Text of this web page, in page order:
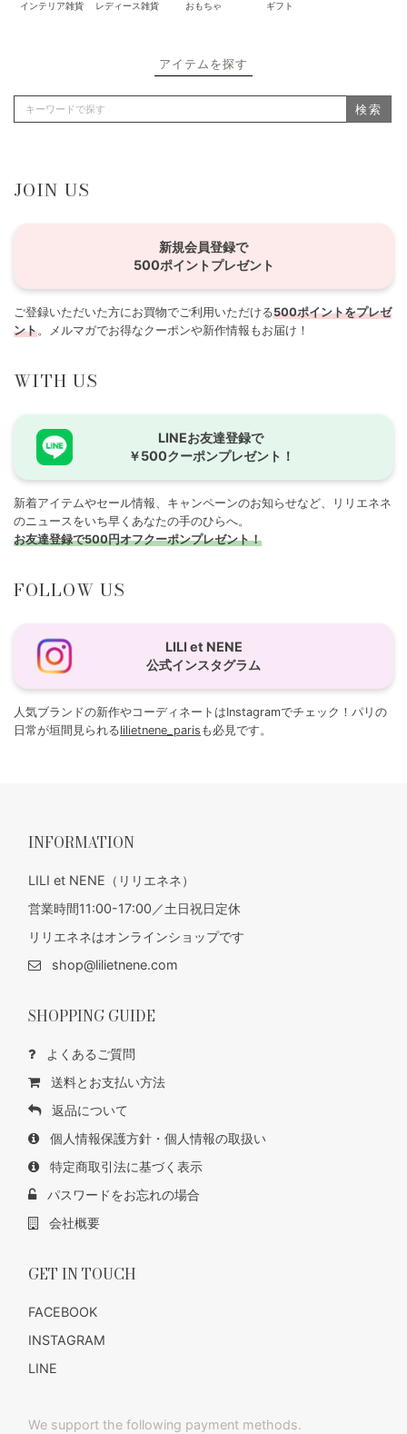
インテリア雑貨 レディース雑貨 おもちゃ ギフト
アイテムを探す
検索
JOIN US
新規会員登録で
500ポイントプレゼント
ご登録いただいた方にお買物でご利用いただける500ポイントをプレゼ
ント。メルマガでお得なクーポンや新作情報もお届け！
WITH US
LINEお友達登録で
￥500クーポンプレゼント！
新着アイテムやセール情報、キャンペーンのお知らせなど、リリエネネ
のニュースをいち早くあなたの手のひらへ。
お友達登録で500円オフクーポンプレゼント！
FOLLOW US
LILI et NENE
公式インスタグラム
人気ブランドの新作やコーディネートはInstagramでチェック！パリの
日常が垣間見られるlilietnene_paris も必見です。
INFORMATION
LILI et NENE（リリエネネ）
営業時間11:00-17:00／土日祝日定休
リリエネネはオンラインショップです
shop@lilietnene.com
SHOPPING GUIDE
よくあるご質問
送料とお支払い方法
返品について
個人情報保護方針・個人情報の取扱い
特定商取引法に基づく表示
パスワードをお忘れの場合
会社概要
GET IN TOUCH
FACEBOOK
INSTAGRAM
LINE
We support the following payment methods.